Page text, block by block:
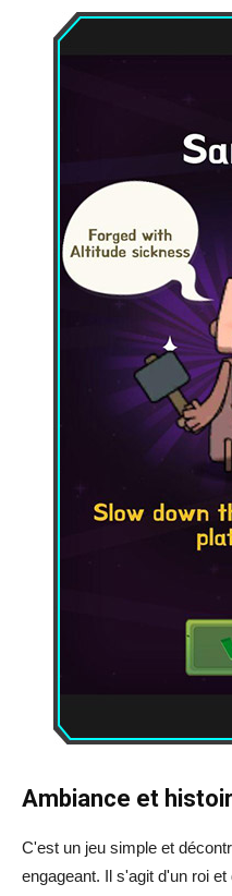
Ambiance et
C'est un jeu simple et
engageant. Il s'agit d'un roi